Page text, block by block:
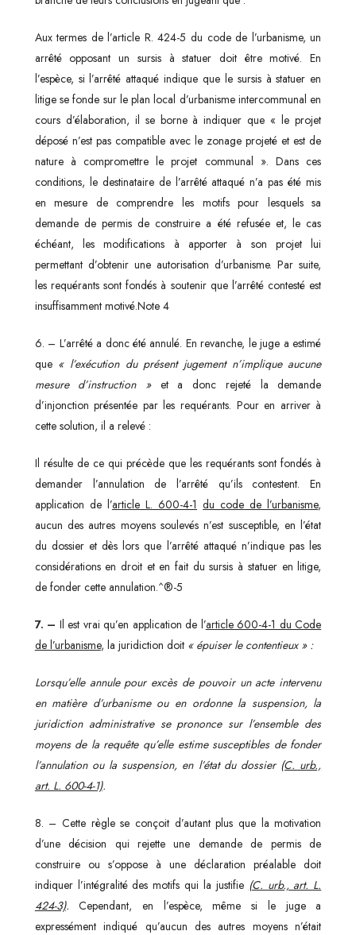
Aux termes de l’article R. 424-5 du code de l’urbanisme, un
arrêté opposant un sursis à statuer doit être motivé. En
l’espèce, si l’arrêté attaqué indique que le sursis à statuer en
litige se fonde sur le plan local d’urbanisme intercommunal en
cours d’élaboration, il se borne à indiquer que « le projet
déposé n’est pas compatible avec le zonage projeté et est de
nature à compromettre le projet communal ». Dans ces
conditions, le destinataire de l’arrêté attaqué n’a pas été mis
en mesure de comprendre les motifs pour lesquels sa
demande de permis de construire a été refusée et, le cas
échéant, les modifications à apporter à son projet lui
permettant d’obtenir une autorisation d’urbanisme. Par suite,
les requérants sont fondés à soutenir que l’arrêté contesté est
insuffisamment motivé.Note 4
6. – L’arrêté a donc été annulé. En revanche, le juge a estimé
que « l’exécution du présent jugement n’implique aucune
mesure d’instruction » et a donc rejeté la demande
d’injonction présentée par les requérants. Pour en arriver à
cette solution, il a relevé :
Il résulte de ce qui précède que les requérants sont fondés à
demander l’annulation de l’arrêté qu’ils contestent. En
application de l’article L. 600-4-1 du code de l’urbanisme,
aucun des autres moyens soulevés n’est susceptible, en l’état
du dossier et dès lors que l’arrêté attaqué n’indique pas les
considérations en droit et en fait du sursis à statuer en litige,
de fonder cette annulation.^®-5
7. – Il est vrai qu’en application de l’article 600-4-1 du Code
de l’urbanisme, la juridiction doit « épuiser le contentieux » :
Lorsqu’elle annule pour excès de pouvoir un acte intervenu
en matière d’urbanisme ou en ordonne la suspension, la
juridiction administrative se prononce sur l’ensemble des
moyens de la requête qu’elle estime susceptibles de fonder
l’annulation ou la suspension, en l’état du dossier (C. urb.,
art. L. 600-4-1).
8. – Cette règle se conçoit d’autant plus que la motivation
d’une décision qui rejette une demande de permis de
construire ou s’oppose à une déclaration préalable doit
indiquer l’intégralité des motifs qui la justifie (C. urb., art. L.
424-3).Cependant, en l’espèce, même si le juge a
expressément indiqué qu’aucun des autres moyens n’était